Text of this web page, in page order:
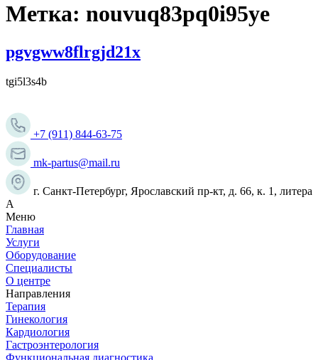
Метка: nouvuq83pq0i95ye
pgvgww8flrgjd21x
tgi5l3s4b
+7 (911) 844-63-75
mk-partus@mail.ru
г. Санкт-Петербург, Ярославский пр-кт, д. 66, к. 1, литера
А
Меню
Главная
Услуги
Оборудование
Специалисты
О центре
Направления
Терапия
Гинекология
Кардиология
Гастроэнтерология